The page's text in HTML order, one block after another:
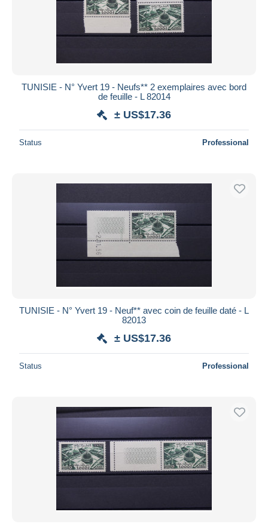
TUNISIE - N° Yvert 19 - Neufs** 2 exemplaires avec bord
de feuille - L 82014
± US$17.36
Status Professional
TUNISIE - N° Yvert 19 - Neuf** avec coin de feuille daté - L
82013
± US$17.36
Status Professional